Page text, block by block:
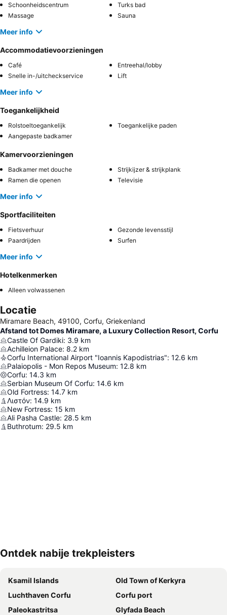
Schoonheidscentrum
Turks bad
Massage
Sauna
Meer info
Accommodatievoorzieningen
Café
Entreehal/lobby
Snelle in-/uitcheckservice
Lift
Meer info
Toegankelijkheid
Rolstoeltoegankelijk
Toegankelijke paden
Aangepaste badkamer
Kamervoorzieningen
Badkamer met douche
Strijkijzer & strijkplank
Ramen die openen
Televisie
Meer info
Sportfaciliteiten
Fietsverhuur
Gezonde levensstijl
Paardrijden
Surfen
Meer info
Hotelkenmerken
Alleen volwassenen
Locatie
Miramare Beach, 49100, Corfu, Griekenland
Afstand tot Domes Miramare, a Luxury Collection Resort, Corfu
Castle Of Gardiki: 3.9 km
Achilleion Palace: 8.2 km
Corfu International Airport "Ioannis Kapodistrias": 12.6 km
Palaiopolis - Mon Repos Museum: 12.8 km
Corfu: 14.3 km
Serbian Museum Of Corfu: 14.6 km
Old Fortress: 14.7 km
Λιστόν: 14.9 km
New Fortress: 15 km
Ali Pasha Castle: 28.5 km
Buthrotum: 29.5 km
Kaart uitvouwen
Ontdek nabije trekpleisters
Ksamil Islands
Old Town of Kerkyra
Luchthaven Corfu
Corfu port
Paleokastritsa
Glyfada Beach